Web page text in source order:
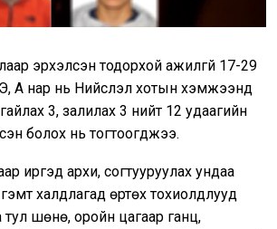
эрхэлсэн тодорхой ажилгүй 17-29
А нар нь Нийслэл хотын хэмжээнд
3, залилах 3 нийт 12 удаагийн
болох нь тогтоогджээ.
иргэд архи, согтууруулах ундаа
халдлагад өртөх тохиолдлууд
тул шөнө, оройн цагаар ганц,